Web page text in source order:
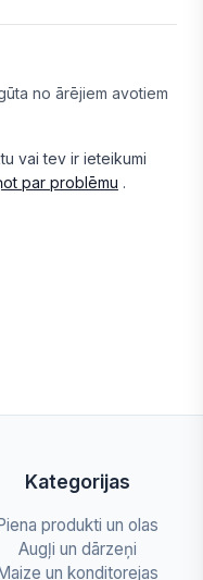
no ārējiem avotiem
vai tev ir ieteikumi
par problēmu .
Kategorijas
produkti un olas
Augļi un dārzeņi
un konditorejas